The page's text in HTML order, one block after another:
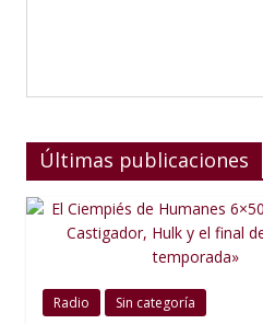
Últimas publicaciones
Radio Sin categoría